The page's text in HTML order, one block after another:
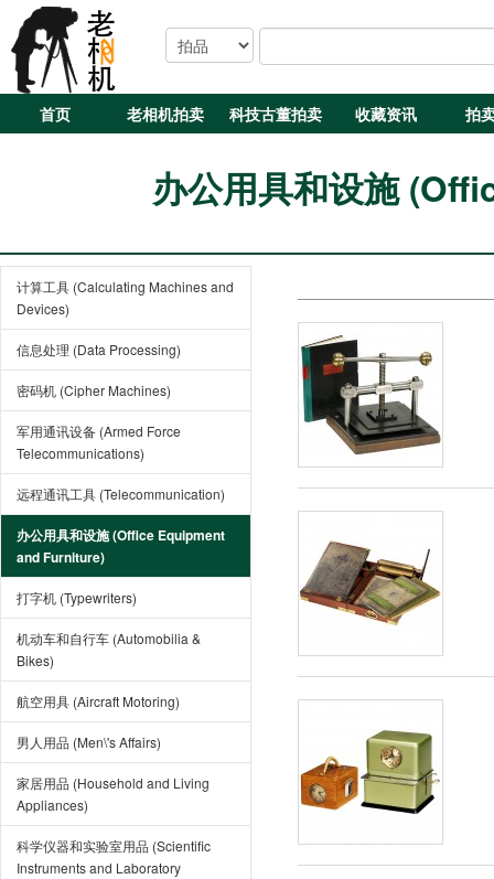
首页 老相机拍卖 科技古董拍卖 收藏资讯 拍
办公用具和设施
计算工具 (Calculating Machines and
Devices)
信息处理 (Data Processing)
密码机 (Cipher Machines)
军用通讯设备 (Armed Force
Telecommunications)
远程通讯工具 (Telecommunication)
办公用具和设施 (Office Equipment
and Furniture)
打字机 (Typewriters)
机动车和自行车 (Automobilia &
Bikes)
航空用具 (Aircraft Motoring)
男人用品 (Men\'s Affairs)
家居用品 (Household and Living
Appliances)
科学仪器和实验室用品 (Scientific
Instruments and Laboratory